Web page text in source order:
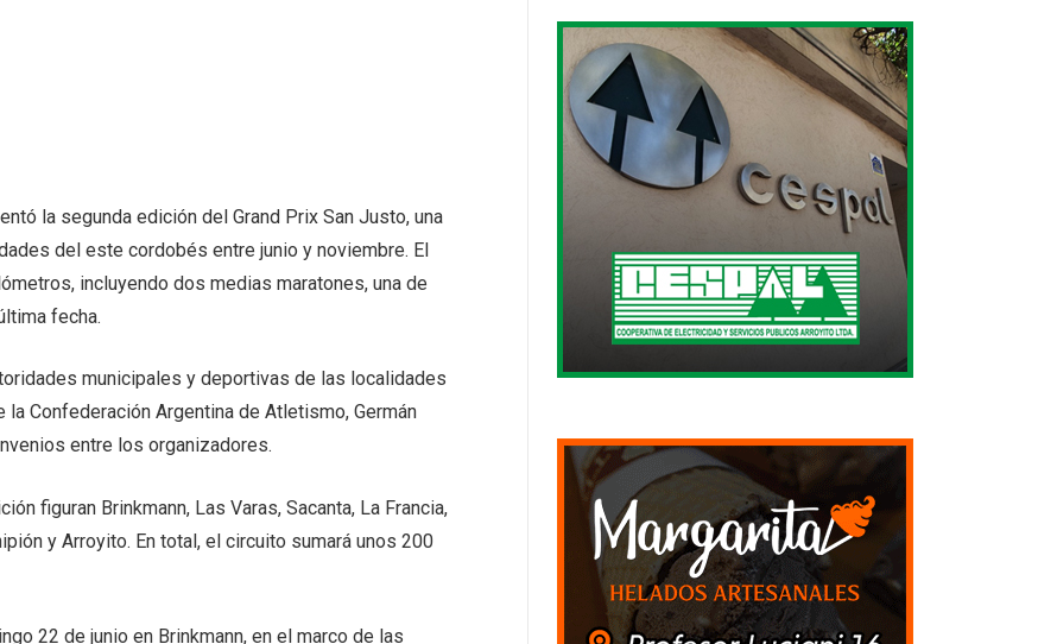
la segunda edición del Grand Prix San Justo, una
del este cordobés entre junio y noviembre. El
incluyendo dos medias maratones, una de
fecha.
municipales y deportivas de las localidades
Confederación Argentina de Atletismo, Germán
entre los organizadores.
figuran Brinkmann, Las Varas, Sacanta, La Francia,
y Arroyito. En total, el circuito sumará unos 200
22 de junio en Brinkmann, en el marco de las